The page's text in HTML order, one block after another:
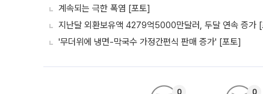
계속되는 극한 폭염 [포토]
지난달 외환보유액 4279억5000만달러, 두달 연속 증가
'무더위에 냉면-막국수 가정간편식 판매 증가' [포토]
0 0